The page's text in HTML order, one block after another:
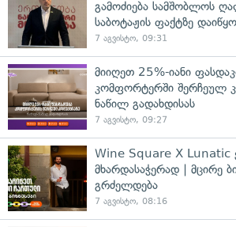
გამოძიება სამშობლოს
საბოტაჟის ფაქტზე დაიწყო
7 აგვისტო, 09:31
მიიღეთ 25%-იანი
კომფორტერში შერჩეულ
ნაწილ გადახდისას
7 აგვისტო, 09:27
Wine Square X Lunatic
მხარდასაჭერად | მცირე
გრძელდება
7 აგვისტო, 08:16